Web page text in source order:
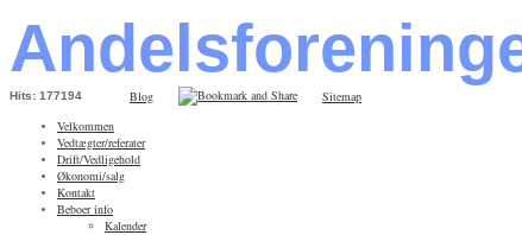
Hits: 177194 Blog
Sitemap
Velkommen
Vedtægter/referater
Drift/Vedligehold
Økonomi/salg
Kontakt
Beboer info
Kalender